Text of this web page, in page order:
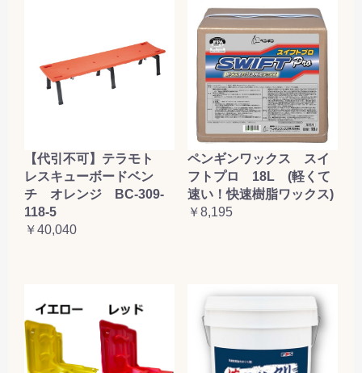
【代引不可】テラモト
レスキューボードベン
チ オレンジ BC-309-
118-5
￥40,040
ペンギンワックス スイ
フトプロ 18L (軽くて
速い！快速樹脂ワックス)
￥8,195